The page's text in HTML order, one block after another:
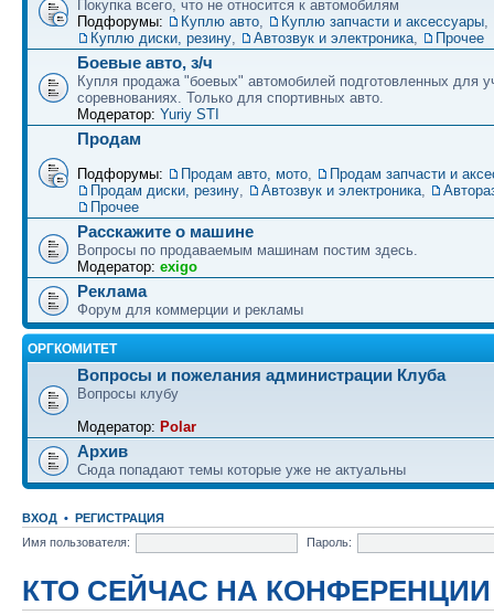
Покупка всего, что не относится к автомобилям
Подфорумы:
Куплю авто, Куплю запчасти и аксессуары,
Куплю диски, резину, Автозвук и электроника, Прочее
Боевые авто, з/ч
Купля продажа "боевых" автомобилей подготовленных для
соревнованиях. Только для спортивных авто.
Модератор: Yuriy STI
Продам
Подфорумы: Продам авто, мото,
Продам запчасти и
Продам диски, резину, Автозвук и электроника,
Прочее
Расскажите о машине
Вопросы по продаваемым машинам постим здесь.
Модератор: exigo
Реклама
Форум для коммерции и рекламы
ОРГКОМИТЕТ
Вопросы и пожелания администрации Клуба
Вопросы клубу
Модератор: Polar
Архив
Сюда попадают темы которые уже не актуальны
ВХОД • РЕГИСТРАЦИЯ
Имя пользователя:
Пароль:
КТО СЕЙЧАС НА КОНФЕРЕНЦИИ